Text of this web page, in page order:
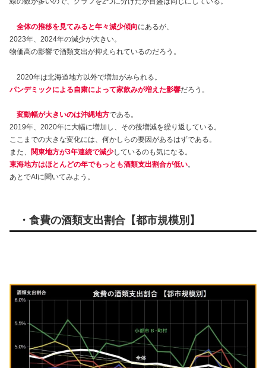
全体の推移を見てみると年々減少傾向にあるが、
2023年、2024年の減少が大きい。
物価高の影響で酒類支出が抑えられているのだろう。
2020年は北海道地方以外で増加がみられる。
パンデミックによる自粛によって家飲みが増えた影響だろう。
変動幅が大きいのは沖縄地方である。
2019年、2020年に大幅に増加し、その後増減を繰り返している。
ここまでの大きな変化には、何かしらの要因があるはずである。
また、 関東地方が3年連続で減少しているのも気になる。
東海地方はほとんどの年でもっとも酒類支出割合が低い。
あとでAIに聞いてみよう。
・食費の酒類支出割合【都市規模別】